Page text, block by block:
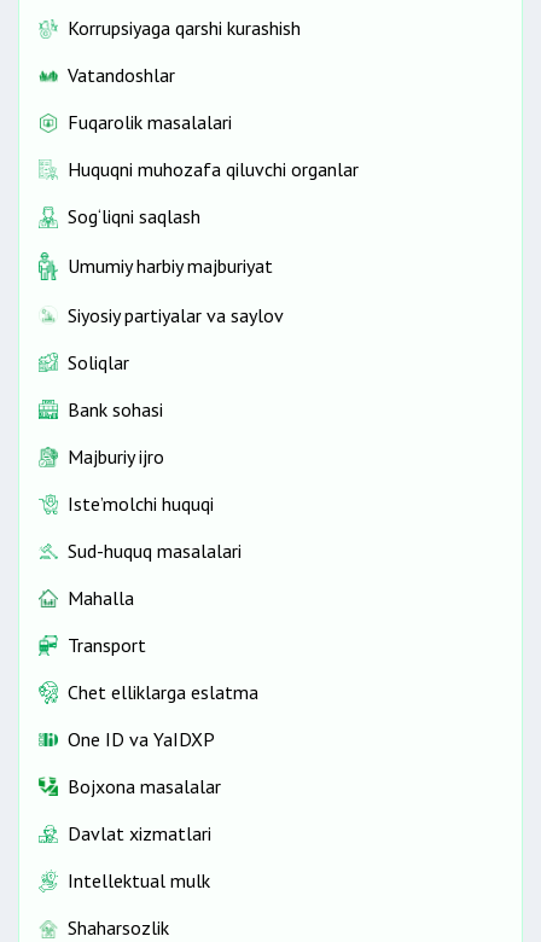
Korrupsiyaga qarshi kurashish
Vatandoshlar
Fuqarolik masalalari
Huquqni muhozafa qiluvchi organlar
Sog‘liqni saqlash
Umumiy harbiy majburiyat
Siyosiy partiyalar va saylov
Soliqlar
Bank sohasi
Majburiy ijro
Iste’molchi huquqi
Sud-huquq masalalari
Mahalla
Transport
Chet elliklarga eslatma
One ID vа YaIDXP
Bojxona masalalar
Davlat xizmatlari
Intellektual mulk
Shaharsozlik